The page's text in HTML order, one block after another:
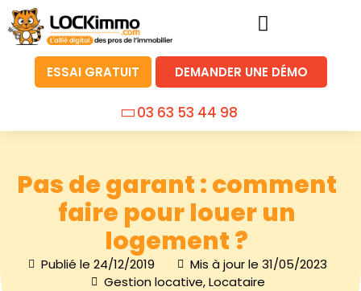
ESSAI GRATUIT DEMANDER UNE DÉMO
03 63 53 44 98
Pas de garant : comment
faire pour louer un
logement ?
Publié le 24/12/2019
Mis à jour le 31/05/2023
Gestion locative,Locataire